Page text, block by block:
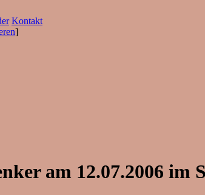
Kontakt
]
am 12.07.2006 im